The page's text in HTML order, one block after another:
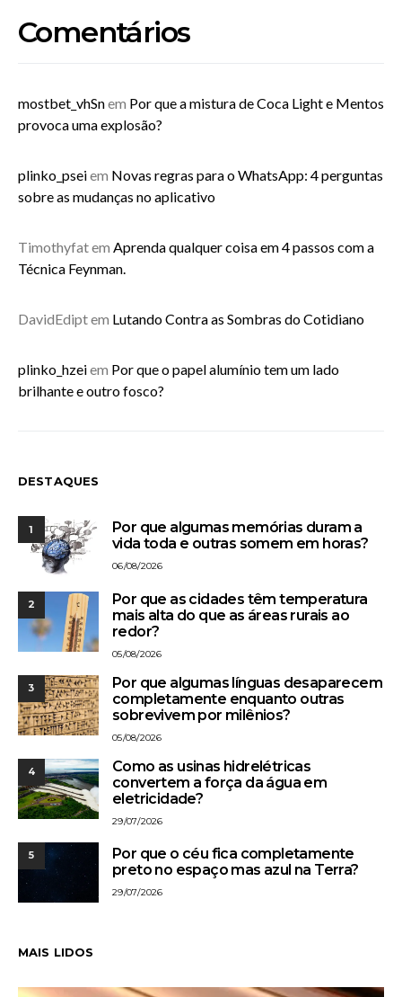
Comentários
mostbet_vhSnem Por que a mistura de Coca Light e Mentos
provoca uma explosão?
plinko_pseiem Novas regras para o WhatsApp: 4 perguntas
sobre as mudanças no aplicativo
Timothyfatem Aprenda qualquer coisa em 4 passos com a
Técnica Feynman.
DavidEdiptem Lutando Contra as Sombras do Cotidiano
plinko_hzeiem Por que o papel alumínio tem um lado
brilhante e outro fosco?
DESTAQUES
1
Por que algumas memórias duram a
vida toda e outras somem em horas?
06/08/2026
2
Por que as cidades têm temperatura
mais alta do que as áreas rurais ao
redor?
05/08/2026
3
Por que algumas línguas desaparecem
completamente enquanto outras
sobrevivem por milênios?
05/08/2026
4
Como as usinas hidrelétricas
convertem a força da água em
eletricidade?
29/07/2026
5
Por que o céu fica completamente
preto no espaço mas azul na Terra?
29/07/2026
MAIS LIDOS